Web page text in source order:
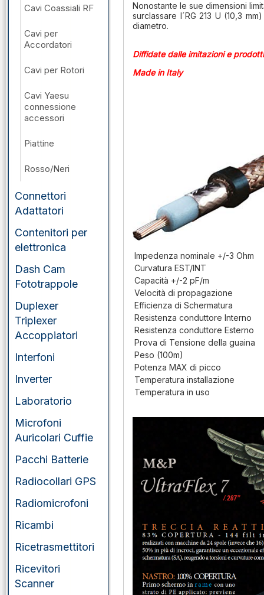
Cavi Coassiali RF
Cavi per
Accordatori
Cavi per Rotori
Cavi Yaesu
connessione
accessori
Piattine
Rosso/Neri
Connettori
Adattatori
Contenitori per
elettronica
Dash Cam
Fototrappole
Duplexer
Triplexer
Accoppiatori
Interfoni
Inverter
Laboratorio
Microfoni
Auricolari Cuffie
Pacchi Batterie
Radiocollari GPS
Radiomicrofoni
Ricambi
Ricetrasmettitori
Ricevitori
Scanner
Nonostante le sue dimensioni
surclassare l´RG 213 U (10,3
diametro.
Diffidate dalle imitazioni e
Made in Italy
Impedenza nominale +/-3 Ohm
Curvatura EST/INT
Capacità +/-2 pF/m
Velocità di propagazione
Efficienza di Schermatura
Resistenza conduttore Interno
Resistenza conduttore Esterno
Prova di Tensione della guaina
Peso (100m)
Potenza MAX di picco
Temperatura installazione
Temperatura in uso